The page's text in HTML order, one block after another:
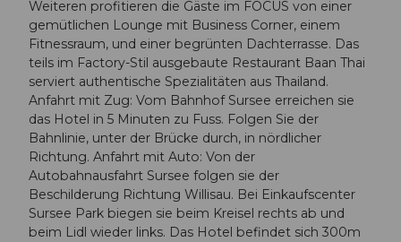
Weiteren profitieren die Gäste im FOCUS von einer
gemütlichen Lounge mit Business Corner, einem
Fitnessraum, und einer begrünten Dachterrasse. Das
teils im Factory-Stil ausgebaute Restaurant Baan Thai
serviert authentische Spezialitäten aus Thailand.
Anfahrt mit Zug: Vom Bahnhof Sursee erreichen sie
das Hotel in 5 Minuten zu Fuss. Folgen Sie der
Bahnlinie, unter der Brücke durch, in nördlicher
Richtung. Anfahrt mit Auto: Von der
Autobahnausfahrt Sursee folgen sie der
Beschilderung Richtung Willisau. Bei Einkaufscenter
Sursee Park biegen sie beim Kreisel rechts ab und
beim Lidl wieder links. Das Hotel befindet sich 300m